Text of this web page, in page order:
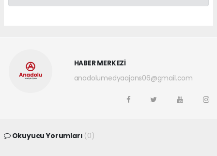
HABER MERKEZİ
anadolumedyaajans06@gmail.com
Okuyucu Yorumları (0)